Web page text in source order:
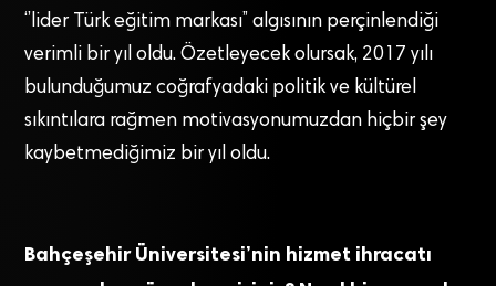
‘’lider Türk eğitim markası’’ algısının perçinlendiği
verimli bir yıl oldu. Özetleyecek olursak, 2017 yılı
bulunduğumuz coğrafyadaki politik ve kültürel
sıkıntılara rağmen motivasyonumuzdan hiçbir şey
kaybetmediğimiz bir yıl oldu.
Bahçeşehir Üniversitesi’nin hizmet ihracatı